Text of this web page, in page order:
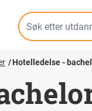
Hotelledelse -